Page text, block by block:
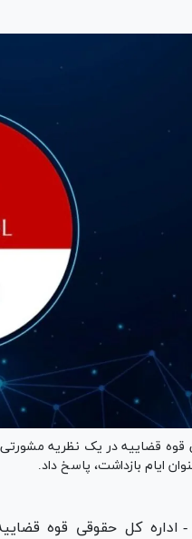
قوه قضاییه در یک نظریه
ایام بازداشت، پاسخ داد.
-